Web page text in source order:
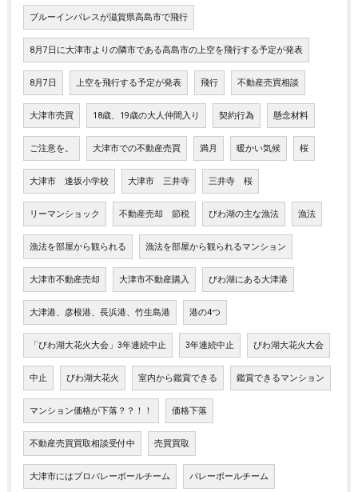
ブルーインパレスが滋賀県高島市で飛行
8月7日に大津市よりの隣市である高島市の上空を飛行する予定が発表
8月7日 上空を飛行する予定が発表 飛行 不動産売買相談
大津市売買 18歳、19歳の大人仲間入り 契約行為 懸念材料
ご注意を。 大津市での不動産売買 満月 暖かい気候 桜
大津市 逢坂小学校 大津市 三井寺 三井寺 桜
リーマンショック 不動産売却 節税 びわ湖の主な漁法 漁法
漁法を部屋から観られる 漁法を部屋から観られるマンション
大津市不動産売却 大津市不動産購入 びわ湖にある大津港
大津港、彦根港、長浜港、竹生島港 港の4つ
「びわ湖大花火大会」3年連続中止 3年連続中止 びわ湖大花火大会
中止 びわ湖大花火 室内から鑑賞できる 鑑賞できるマンション
マンション価格が下落？？！！ 価格下落
不動産売買買取相談受付中 売買買取
大津市にはプロバレーボールチーム バレーボールチーム